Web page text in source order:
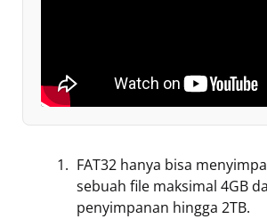
FAT32 hanya bisa
sebuah file maksimal 4GB
penyimpanan hingga 2TB.